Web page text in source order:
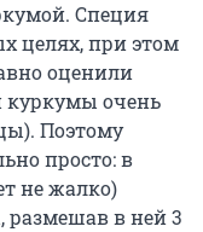
Специя
целях, при этом
оценили
куркумы очень
Поэтому
просто: в
не жалко)
размешав в ней 3